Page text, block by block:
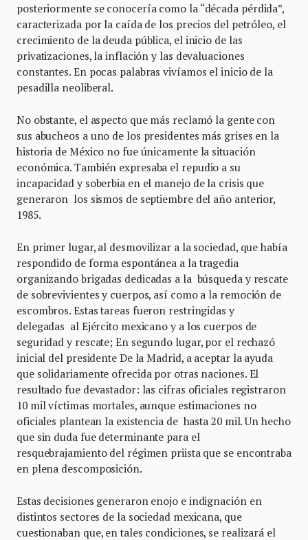
posteriormente se conocería como la “década pérdida”,
caracterizada por la caída de los precios del petróleo, el
crecimiento de la deuda pública, el inicio de las
privatizaciones, la inflación y las devaluaciones
constantes. En pocas palabras vivíamos el inicio de la
pesadilla neoliberal.
No obstante, el aspecto que más reclamó la gente con
sus abucheos a uno de los presidentes más grises en la
historia de México no fue únicamente la situación
económica. También expresaba el repudio a su
incapacidad y soberbia en el manejo de la crisis que
generaron los sismos de septiembre del año anterior,
1985.
En primer lugar, al desmovilizar a la sociedad, que había
respondido de forma espontánea a la tragedia
organizando brigadas dedicadas a la búsqueda y rescate
de sobrevivientes y cuerpos, así como a la remoción de
escombros. Estas tareas fueron restringidas y
delegadas al Ejército mexicano y a los cuerpos de
seguridad y rescate; En segundo lugar, por el rechazó
inicial del presidente De la Madrid, a aceptar la ayuda
que solidariamente ofrecida por otras naciones. El
resultado fue devastador: las cifras oficiales registraron
10 mil víctimas mortales, aunque estimaciones no
oficiales plantean la existencia de hasta 20 mil. Un hecho
que sin duda fue determinante para el
resquebrajamiento del régimen priista que se encontraba
en plena descomposición.
Estas decisiones generaron enojo e indignación en
distintos sectores de la sociedad mexicana, que
cuestionaban que, en tales condiciones, se realizará el